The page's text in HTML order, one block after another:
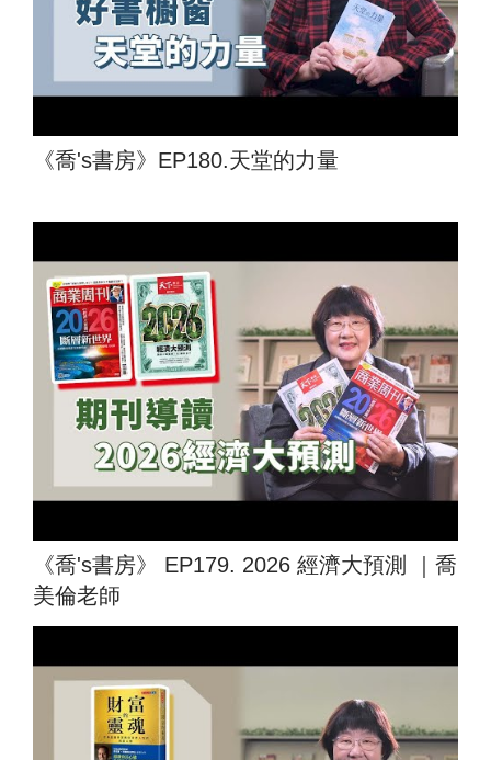
《喬's書房》EP180.天堂的力量
《喬's書房》 EP179. 2026 經濟大預測 ｜喬
美倫老師